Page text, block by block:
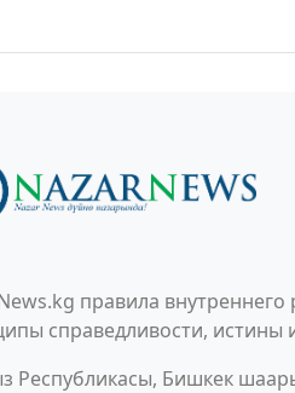
правила внутреннего
справедливости, истины
Республикасы, Бишкек